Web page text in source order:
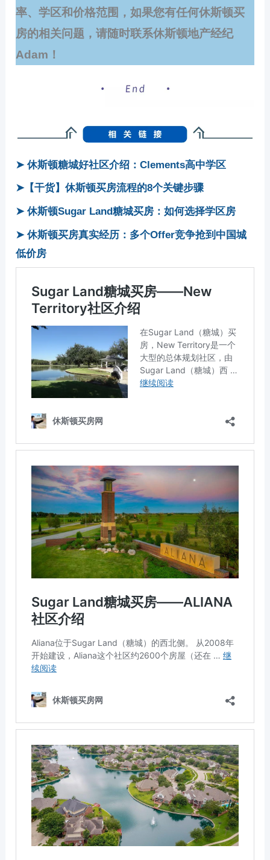
率、学区和价格范围，如果您有任何休斯顿买
房的相关问题，请随时联系休斯顿地产经纪
Adam！
➤ 休斯顿糖城好社区介绍：Clements高中学区
➤【干货】休斯顿买房流程的8个关键步骤
➤ 休斯顿Sugar Land糖城买房：如何选择学区房
➤ 休斯顿买房真实经历：多个Offer竞争抢到中国城
低价房